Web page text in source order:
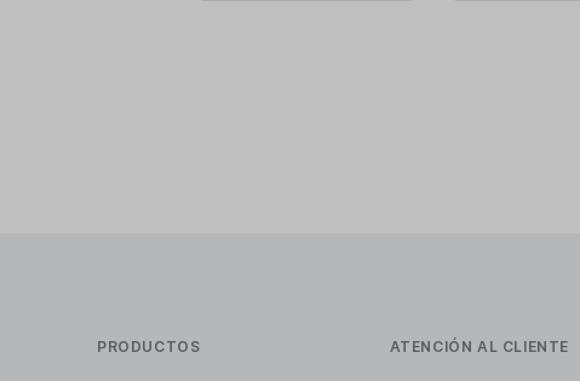
PRODUCTOS ATENCIÓN AL CLIENTE